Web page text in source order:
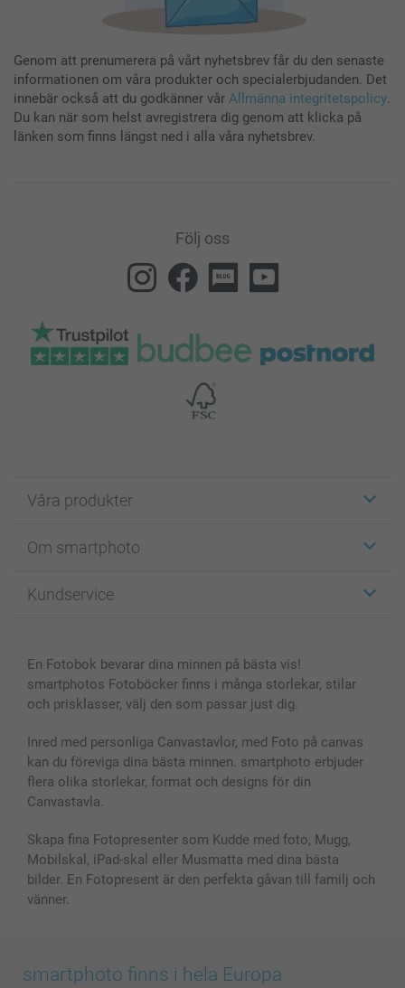
Genom att prenumerera på vårt nyhetsbrev får du den senaste
informationen om våra produkter och specialerbjudanden. Det
innebär också att du godkänner vår Allmänna integritetspolicy.
Du kan när som helst avregistrera dig genom att klicka på
länken som finns längst ned i alla våra nyhetsbrev.
Följ oss
Våra produkter
Fotokort
Fotoböcker
Skal till Mobil & Surfplatta
MyNameBook
Fotoramar & Tillbehör
Presentkort
Alla fotoprodukter
Om smartphoto
För affiliates
Sitemap
Villkor och garantier
Kundservice
smartbonus
Priser & betalning
En Fotobok bevarar dina minnen på bästa vis!
smartphotos Fotoböcker finns i många storlekar, stilar
och prisklasser, välj den som passar just dig.
Inred med personliga Canvastavlor, med Foto på canvas
kan du föreviga dina bästa minnen. smartphoto erbjuder
flera olika storlekar, format och designs för din
Canvastavla.
Skapa fina Fotopresenter som Kudde med foto, Mugg,
Mobilskal, iPad-skal eller Musmatta med dina bästa
bilder. En Fotopresent är den perfekta gåvan till familj och
vänner.
smartphoto finns i hela Europa